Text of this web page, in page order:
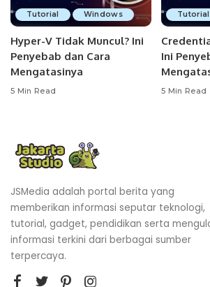
Tutorial Windows
Hyper-V Tidak Muncul? Ini
Penyebab dan Cara
Mengatasinya
5 Min Read
Tutorial
Ini
5 Min Read
JSMedia adalah portal berita yang
memberikan informasi seputar teknologi,
tutorial, gadget, pendidikan serta
informasi terkini dari berbagai sumber
terpercaya.